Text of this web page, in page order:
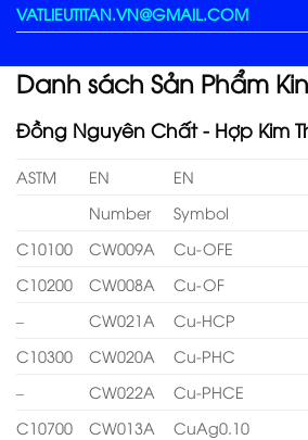
VATLIEUTITAN.VN@GMAIL.COM
Danh sách Sản Phẩm
Đồng Nguyên Chất - Hợp Kim
ASTM EN EN
Number
Symbol
C10100
CW009A Cu-OFE
C10200
CW008A Cu-OF
–
CW021A Cu-HCP
C10300
CW020A Cu-PHC
–
CW022A Cu-PHCE
C10700
CW013A CuAg0.10